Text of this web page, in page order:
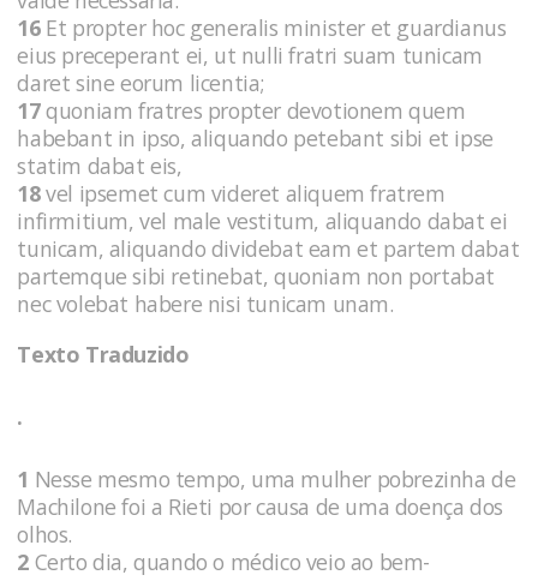
16Et propter hoc generalis minister et guardianus
eius preceperant ei, ut nulli fratri suam tunicam
daret sine eorum licentia;
17quoniam fratres propter devotionem quem
habebant in ipso, aliquando petebant sibi et ipse
statim dabat eis,
18vel ipsemet cum videret aliquem fratrem
infirmitium, vel male vestitum, aliquando dabat ei
tunicam, aliquando dividebat eam et partem dabat
partemque sibi retinebat, quoniam non portabat
nec volebat habere nisi tunicam unam.
Texto Traduzido
.
1 Nesse mesmo tempo, uma mulher pobrezinha de
Machilone foi a Rieti por causa de uma doença dos
olhos.
2 Certo dia, quando o médico veio ao bem-